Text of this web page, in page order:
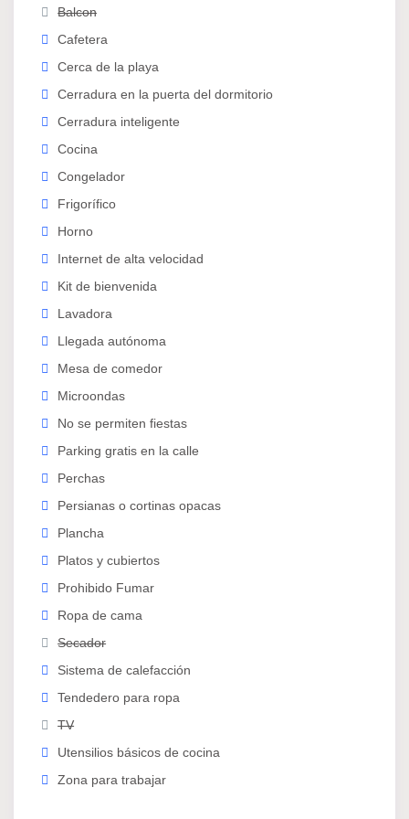
Limpieza semanal
Precio cerrado, sin cargos adicionales
📍 Ubicación privilegiada:
Ubicada en el barrio de Poblats Marítims, a tan solo
10 minutos de la playa.
Con estación de metro a 200–300 metros y parada
de autobús justo debajo de casa.
Zona rodeada de supermercados, gimnasios,
🚫 Normas de convivencia:
No se permiten fiestas ni eventos
No está autorizado el acceso de personas
externas
Fumar dentro del alojamiento está prohibido
El incumplimiento de estas normas implicará la
cancelación inmediata del contrato.
Balcon
Cafetera
Cerca de la playa
Cerradura en la puerta del dormitorio
Cerradura inteligente
Cocina
Congelador
Frigorífico
Horno
Internet de alta velocidad
Kit de bienvenida
Lavadora
Llegada autónoma
Mesa de comedor
Microondas
No se permiten fiestas
Parking gratis en la calle
Perchas
Persianas o cortinas opacas
Plancha
Platos y cubiertos
Prohibido Fumar
Ropa de cama
Secador
Sistema de calefacción
Tendedero para ropa
TV
Utensilios básicos de cocina
Zona para trabajar